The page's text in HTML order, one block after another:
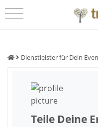
Dienstleister für Dein
Teile Deine